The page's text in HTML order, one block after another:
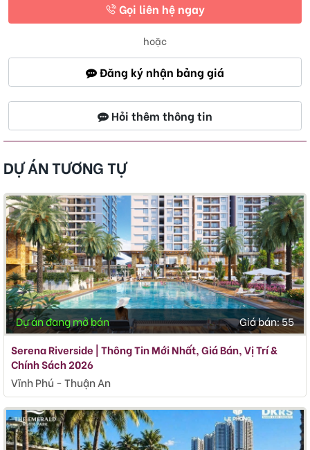
Gọi liên hệ ngay
hoặc
Đăng ký nhận bảng giá
Hỏi thêm thông tin
DỰ ÁN TƯƠNG TỰ
Dự án đang mở bán Giá bán:55
Serena Riverside | Thông Tin Mới Nhất, Giá Bán, Vị Trí &
Chính Sách 2026
Vĩnh Phú - Thuận An